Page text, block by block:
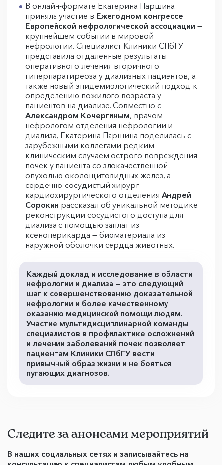
В онлайн-формате Екатерина Паршина
приняла участие в Ежегодном конгрессе
Европейской нефрологической ассоциации —
крупнейшем событии в мировой
нефрологии. Специалист Клиники СПбГУ
представила отдаленные результаты
оперативного лечения вторичного
гиперпаратиреоза у диализных пациентов, а
также новый эпидемиологический подход к
определению пожилого возраста у
пациентов на диализе. Совместно с
Александром Кочергиным, врачом-
нефрологом отделения нефрологии и
диализа, Екатерина Паршина поделилась с
зарубежными коллегами редким
клиническим случаем острого повреждения
почек у пациента со злокачественной
опухолью околощитовидных желез, а
сердечно-сосудистый хирург
кардиохирургического отделения Андрей
Сорокин рассказал об уникальной методике
реконструкции сосудистого доступа для
диализа с помощью заплат из
ксеноперикарда — биоматериала из
наружной оболочки сердца животных.
Каждый доклад и исследование в области
нефрологии и диализа — это следующий
шаг к совершенствованию доказательной
нефрологии и более качественному
оказанию медицинской помощи людям.
Участие мультидисциплинарной команды
специалистов в профилактике осложнений
и лечении заболеваний почек позволяет
пациентам Клиники СПбГУ вести
привычный образ жизни и не бояться
пугающих диагнозов.
Следите за анонсами мероприятий
В наших социальных сетях и записывайтесь на